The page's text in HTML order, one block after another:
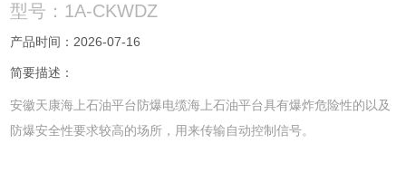
型号：1A-CKWDZ
产品时间：2026-07-16
简要描述：
安徽天康海上石油平台防爆电缆海上石油平台具有爆炸危险性的以及
防爆安全性要求较高的场所，用来传输自动控制信号。